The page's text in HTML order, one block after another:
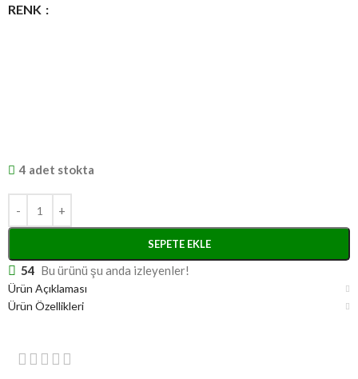
RENK
4 adet stokta
SEPETE EKLE
54 Bu ürünü şu anda izleyenler!
Ürün Açıklaması
Ürün Özellikleri